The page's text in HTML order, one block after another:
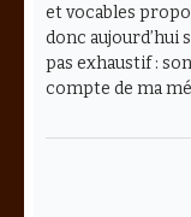
et vocables
donc aujourd’hui
pas exhaustif :
compte de ma